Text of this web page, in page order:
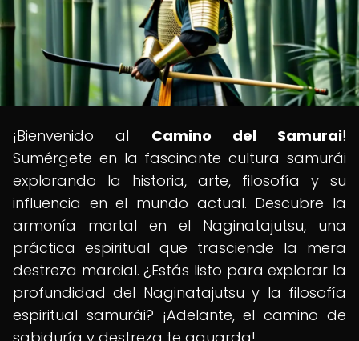
¡Bienvenido al Camino del Samurai!
Sumérgete en la fascinante cultura samurái
explorando la historia, arte, filosofía y su
influencia en el mundo actual. Descubre la
armonía mortal en el Naginatajutsu, una
práctica espiritual que trasciende la mera
destreza marcial. ¿Estás listo para explorar la
profundidad del Naginatajutsu y la filosofía
espiritual samurái? ¡Adelante, el camino de